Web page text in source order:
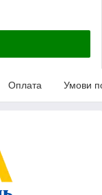
Оплата Умови